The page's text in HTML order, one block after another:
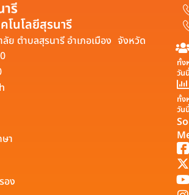
โนโลยีสุรนารี
ย ตำบลสุรนารี อำเภอเมือง จังหวัด
ทั้ง
วัน
ทั้ง
วัน
า
อง